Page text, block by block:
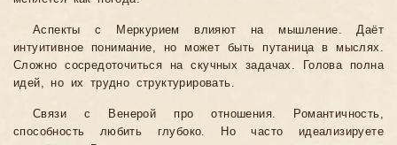
Аспекты с Меркурием влияют на мышление. Даёт
интуитивное понимание, но может быть путаница в мыслях.
Сложно сосредоточиться на скучных задачах. Голова полна
идей, но их трудно структурировать.
Связи с Венерой про отношения. Романтичность,
способность любить глубоко. Но часто идеализируете